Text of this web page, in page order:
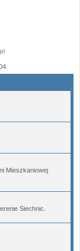
Mieszkaniowej
Siechnic.